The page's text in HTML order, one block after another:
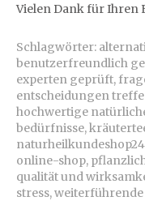
Vielen Dank für Ihren
Schlagwörter:
benutzerfreundlich
experten geprüft,
entscheidungen
hochwertige
bedürfnisse,
naturheilkundeshop24
online-shop,
qualität und
stress,